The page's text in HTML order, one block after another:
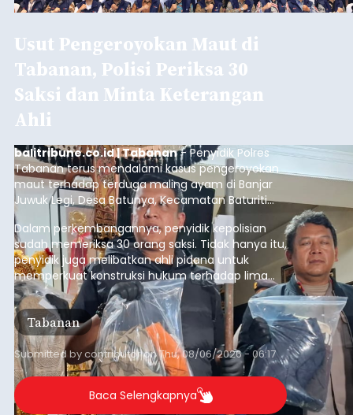
Usut Pengeroyokan Maut di
Tabanan, Polisi Periksa 30
Saksi dan Minta Keterangan
Ahli
balitribune.co.id | Tabanan- Penyidik Polres
Tabanan terus mendalami kasus pengeroyokan
maut terhadap terduga maling ayam di Banjar
Juwuk Legi, Desa Batunya, Kecamatan Baturiti
yang terjadi beberapa waktu lalu.
Dalam perkembangannya, penyidik kepolisian
sudah memeriksa 30 orang saksi. Tidak hanya itu,
penyidik juga melibatkan ahli pidana untuk
memperkuat konstruksi hukum terhadap lima
orang tersangka yang saat ini ditahan.
Tabanan
Submitted bycontributoronThu, 08/06/2026 - 06:17
Baca Selengkapnya